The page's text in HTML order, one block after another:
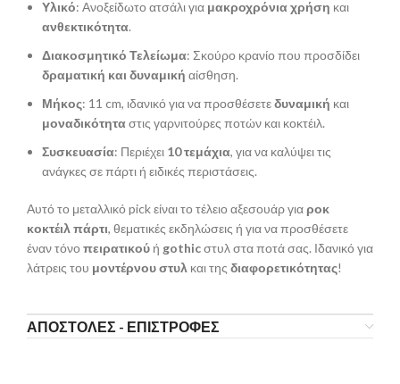
Υλικό: Ανοξείδωτο ατσάλι για μακροχρόνια χρήση και
ανθεκτικότητα.
Διακοσμητικό Τελείωμα: Σκούρο κρανίο που προσδίδει
δραματική και δυναμική αίσθηση.
Μήκος: 11 cm, ιδανικό για να προσθέσετεδυναμική και
μοναδικότηταστις γαρνιτούρες ποτών και κοκτέιλ.
Συσκευασία: Περιέχει 10 τεμάχια, για να καλύψει τις
ανάγκες σε πάρτι ή ειδικές περιστάσεις.
Αυτό το μεταλλικό pick είναι το τέλειο αξεσουάρ γιαροκ
κοκτέιλ πάρτι, θεματικές εκδηλώσεις ή για να προσθέσετε
έναν τόνο πειρατικούή gothicστυλ στα ποτά σας. Ιδανικό για
λάτρεις του μοντέρνου στυλ και της διαφορετικότητας!
ΑΠΟΣΤΟΛΕΣ - ΕΠΙΣΤΡΟΦΕΣ